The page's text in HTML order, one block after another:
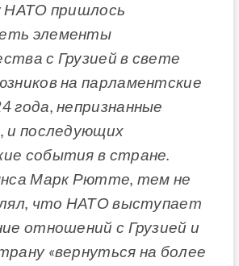
НАТО пришлось
элементы
с Грузией в свете
на парламентские
года, непризнанные
и последующих
события в стране.
Марк Рютте, тем не
что НАТО выступает
отношений с Грузией и
«вернуться на более